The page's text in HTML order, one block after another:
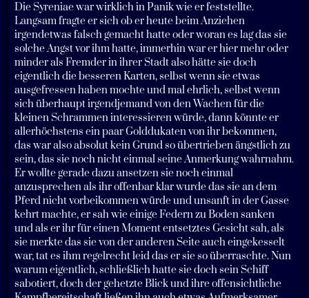
Die Syreniae war wirklich in Panik wie er feststellte.
Langsam fragte er sich ob er heute beim Anziehen
irgendetwas falsch gemacht hatte oder woran es lag das sie
solche Angst vor ihm hatte, immerhin war er hier mehr oder
minder als Fremder in ihrer Stadt also hätte sie doch
eigentlich die besseren Karten, selbst wenn sie etwas
ausgefressen haben mochte und mal ehrlich, selbst wenn
sich überhaupt irgendjemand von den Wachen für die
kleinen Schrammen interessieren würde, dann könnte er
allerhöchstens ein paar Golddukaten von ihr bekommen,
das war also absolut kein Grund so übertrieben ängstlich zu
sein, das sie noch nicht einmal seine Anmerkung wahrnahm.
Er wollte gerade dazu ansetzen sie noch einmal
anzusprechen als ihr offenbar klar wurde das sie an dem
Pferd nicht vorbeikommen würde und unsanft in der Gasse
kehrt machte, er sah wie einige Federn zu Boden sanken
und als er ihr für einen Moment entsetztes Gesicht sah, als
sie merkte das sie von der anderen Seite auch eingekesselt
war, tat es ihm regelrecht leid das er sie so überraschte. Nun
warum eigentlich, schließlich hatte sie doch sein Schiff
sabotiert, doch der gehetzte Blick und ihre offensichtliche